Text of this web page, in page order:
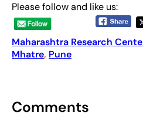
Please follow and like us:
Maharashtra Research
Mhatre, Pune
Comments